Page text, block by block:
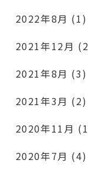
2022年8月 (1)
2021年12月
2021年8月 (3)
2021年3月 (2)
2020年11月
2020年7月 (4)